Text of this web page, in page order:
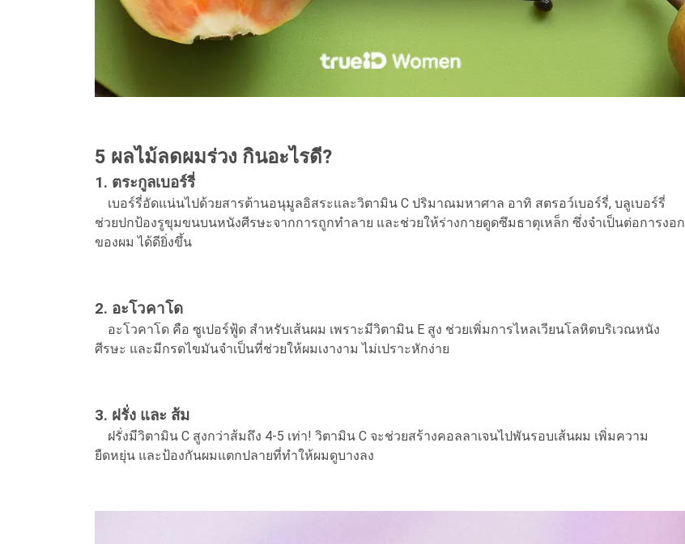
5 ผลไม้ลดผมร่วง กินอะไรดี?
1. ตระกูลเบอร์รี่
เบอร์รี่อัดแน่นไปด้วยสารต้านอนุมูลอิสระและวิตามิน C ปริมาณมหาศาล อาทิ สตรอว์เบอร์รี่, บลูเบอร์รี่
ช่วยปกป้องรูขุมขนบนหนังศีรษะจากการถูกทำลาย และช่วยให้ร่างกายดูดซึมธาตุเหล็ก ซึ่งจำเป็นต่อการงอก
ของผม ได้ดียิ่งขึ้น
2. อะโวคาโด
อะโวคาโด คือ ซูเปอร์ฟู้ด สำหรับเส้นผม เพราะมีวิตามิน E สูง ช่วยเพิ่มการไหลเวียนโลหิตบริเวณหนัง
ศีรษะ และมีกรดไขมันจำเป็นที่ช่วยให้ผมเงางาม ไม่เปราะหักง่าย
3. ฝรั่ง และ ส้ม
ฝรั่งมีวิตามิน C สูงกว่าส้มถึง 4-5 เท่า! วิตามิน C จะช่วยสร้างคอลลาเจนไปพันรอบเส้นผม เพิ่มความ
ยืดหยุ่น และป้องกันผมแตกปลายที่ทำให้ผมดูบางลง